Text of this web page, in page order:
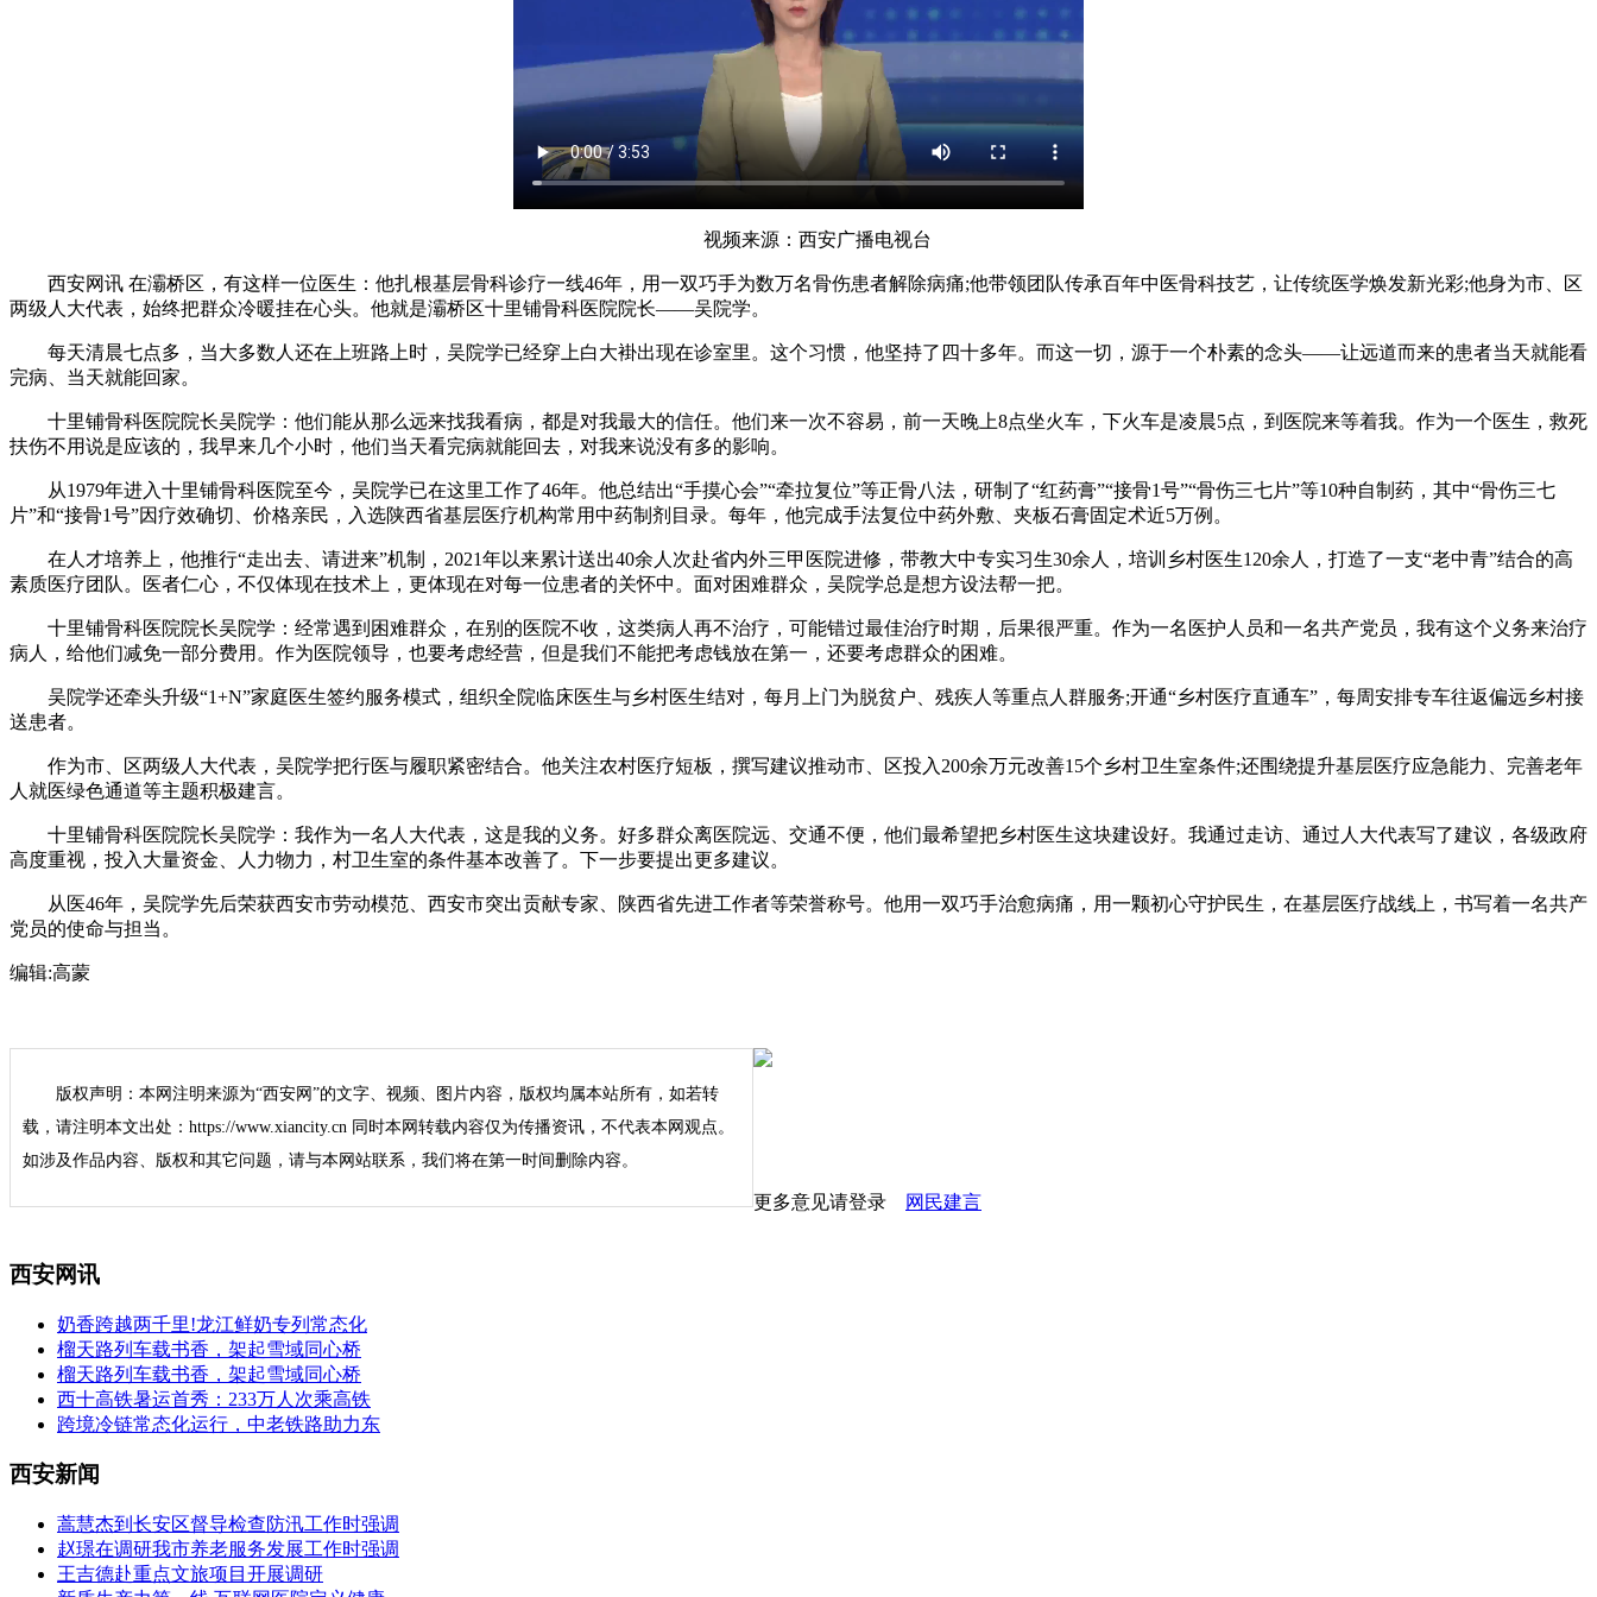
视频来源：西安广播电视台
西安网讯 在灞桥区，有这样一位医生：他扎根基层骨科诊疗一线46年，用一双巧手为数万名骨伤患者解除病痛;他带领团队传承百年中医骨科技艺，让传统医学焕发新光彩;他身为市、区
两级人大代表，始终把群众冷暖挂在心头。他就是灞桥区十里铺骨科医院院长——吴院学。
每天清晨七点多，当大多数人还在上班路上时，吴院学已经穿上白大褂出现在诊室里。这个习惯，他坚持了四十多年。而这一切，源于一个朴素的念头——让远道而来的患者当天就能看
完病、当天就能回家。
十里铺骨科医院院长吴院学：他们能从那么远来找我看病，都是对我最大的信任。他们来一次不容易，前一天晚上8点坐火车，下火车是凌晨5点，到医院来等着我。作为一个医生，救死
扶伤不用说是应该的，我早来几个小时，他们当天看完病就能回去，对我来说没有多的影响。
从1979年进入十里铺骨科医院至今，吴院学已在这里工作了46年。他总结出“手摸心会”“牵拉复位”等正骨八法，研制了“红药膏”“接骨1号”“骨伤三七片”等10种自制药，其中“骨伤三七
片”和“接骨1号”因疗效确切、价格亲民，入选陕西省基层医疗机构常用中药制剂目录。每年，他完成手法复位中药外敷、夹板石膏固定术近5万例。
在人才培养上，他推行“走出去、请进来”机制，2021年以来累计送出40余人次赴省内外三甲医院进修，带教大中专实习生30余人，培训乡村医生120余人，打造了一支“老中青”结合的高
素质医疗团队。医者仁心，不仅体现在技术上，更体现在对每一位患者的关怀中。面对困难群众，吴院学总是想方设法帮一把。
十里铺骨科医院院长吴院学：经常遇到困难群众，在别的医院不收，这类病人再不治疗，可能错过最佳治疗时期，后果很严重。作为一名医护人员和一名共产党员，我有这个义务来治疗
病人，给他们减免一部分费用。作为医院领导，也要考虑经营，但是我们不能把考虑钱放在第一，还要考虑群众的困难。
吴院学还牵头升级“1+N”家庭医生签约服务模式，组织全院临床医生与乡村医生结对，每月上门为脱贫户、残疾人等重点人群服务;开通“乡村医疗直通车”，每周安排专车往返偏远乡村接
送患者。
作为市、区两级人大代表，吴院学把行医与履职紧密结合。他关注农村医疗短板，撰写建议推动市、区投入200余万元改善15个乡村卫生室条件;还围绕提升基层医疗应急能力、完善老年
人就医绿色通道等主题积极建言。
十里铺骨科医院院长吴院学：我作为一名人大代表，这是我的义务。好多群众离医院远、交通不便，他们最希望把乡村医生这块建设好。我通过走访、通过人大代表写了建议，各级政府
高度重视，投入大量资金、人力物力，村卫生室的条件基本改善了。下一步要提出更多建议。
从医46年，吴院学先后荣获西安市劳动模范、西安市突出贡献专家、陕西省先进工作者等荣誉称号。他用一双巧手治愈病痛，用一颗初心守护民生，在基层医疗战线上，书写着一名共产
党员的使命与担当。
编辑:高蒙
版权声明：本网注明来源为“西安网”的文字、视频、图片内容，版权均属本站所有，如若转
载，请注明本文出处：https://www.xiancity.cn 同时本网转载内容仅为传播资讯，不代表本网观点。
如涉及作品内容、版权和其它问题，请与本网站联系，我们将在第一时间删除内容。
更多意见请登录 网民建言
西安网讯
奶香跨越两千里!龙江鲜奶专列常态化
榴天路列车载书香，架起雪域同心桥
榴天路列车载书香，架起雪域同心桥
西十高铁暑运首秀：233万人次乘高铁
跨境冷链常态化运行，中老铁路助力东
西安新闻
蒿慧杰到长安区督导检查防汛工作时强调
赵璟在调研我市养老服务发展工作时强调
王吉德赴重点文旅项目开展调研